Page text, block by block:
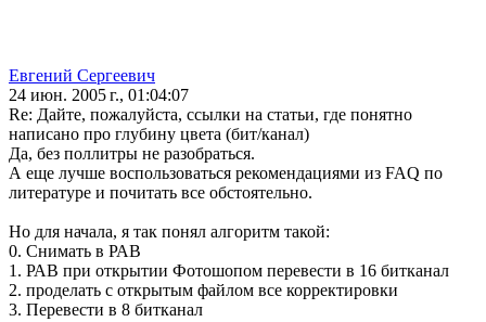
Евгений Сергеевич
24 июн. 2005 г., 01:04:07
Re: Дайте, пожалуйста, ссылки на статьи, где понятно
написано про глубину цвета (бит/канал)
Да, без поллитры не разобраться.
А еще лучше воспользоваться рекомендациями из FAQ по
литературе и почитать все обстоятельно.
Но для начала, я так понял алгоритм такой:
0. Снимать в РАВ
1. РАВ при открытии Фотошопом перевести в 16 битканал
2. проделать с открытым файлом все корректировки
3. Перевести в 8 битканал